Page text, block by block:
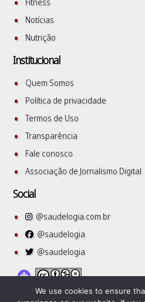
Fitness
Notícias
Nutrição
Institucional
Quem Somos
Política de privacidade
Termos de Uso
Transparência
Fale conosco
Associação de Jornalismo Digital
Social
@saudelogia.com.br
@saudelogia
@saudelogia
We use cookies to ensure